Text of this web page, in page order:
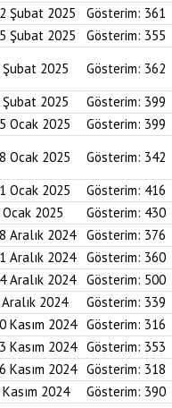
Şubat 2025 Gösterim: 361
Şubat 2025 Gösterim: 355
2025 Gösterim: 362
Şubat 2025 Gösterim: 399
Ocak 2025 Gösterim: 399
Ocak 2025 Gösterim: 342
Ocak 2025 Gösterim: 416
Ocak 2025 Gösterim: 430
Aralık 2024 Gösterim: 376
Aralık 2024 Gösterim: 360
Aralık 2024 Gösterim: 500
Aralık 2024 Gösterim: 339
Kasım 2024 Gösterim: 316
Kasım 2024 Gösterim: 353
Kasım 2024 Gösterim: 318
2024 Gösterim: 390